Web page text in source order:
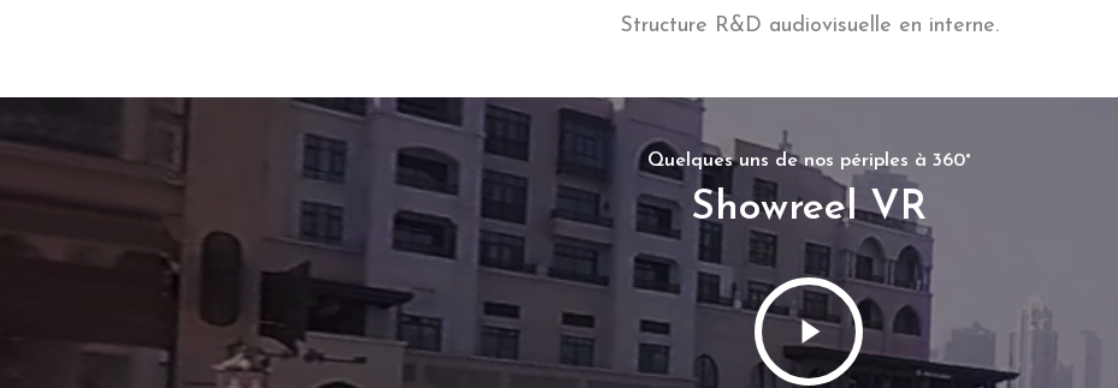
Structure R&D audiovisuelle en interne.
Quelques uns de nos périples à 360°
Showreel VR